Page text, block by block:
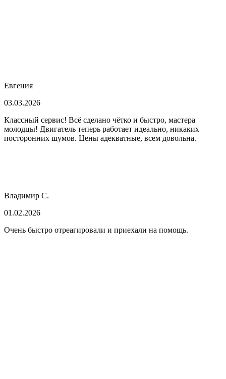
Евгения
03.03.2026
Классный сервис! Всё сделано чётко и быстро, мастера
молодцы! Двигатель теперь работает идеально, никаких
посторонних шумов. Цены адекватные, всем довольна.
Владимир С.
01.02.2026
Очень быстро отреагировали и приехали на помощь.